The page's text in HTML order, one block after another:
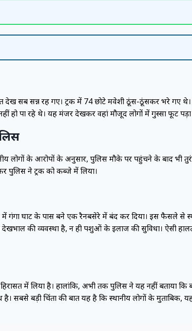
देख सब सन्न रह गए। ट्रक में 74 छोटे मवेशी ठूंस-ठूंसकर भरे गए
हो पा रहे थे। यह मंजर देखकर वहां मौजूद लोगों में गुस्सा फूट
लोगों के आरोपों के अनुसार, पुलिस मौके पर पहुंचने के बाद भी
पुलिस ने ट्रक को कब्जे में लिया।
गंगा घाट के पास बने एक रैनबसेरे में बंद कर दिया। इस फैसले से
की व्यवस्था है, न ही पशुओं के इलाज की सुविधा। ऐसी
में लिया है। हालांकि, अभी तक पुलिस ने यह नहीं बताया कि
सबसे बड़ी चिंता की बात यह है कि स्थानीय लोगों के मुताबिक,